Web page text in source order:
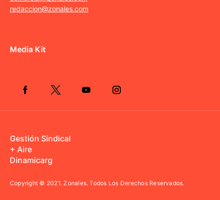
redaccion@zonales.com
Media Kit
Gestión Sindical
+ Aire
Dinamicarg
Copyright © 2021.Zonales. Todos Los Derechos Reservados.